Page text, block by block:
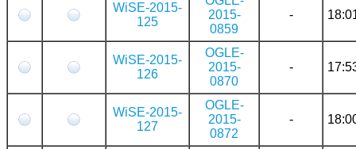
WiSE-2015-
125
2015-
0859
-
WiSE-2015-
126
OGLE-
2015-
0870
-
WiSE-2015-
127
OGLE-
2015-
0872
-